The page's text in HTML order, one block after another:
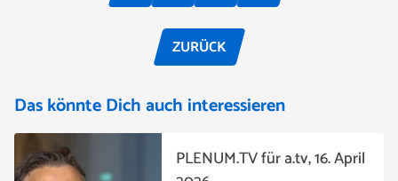
ZURÜCK
Das könnte Dich auch interessieren
PLENUM.TV für a.tv, 16. April